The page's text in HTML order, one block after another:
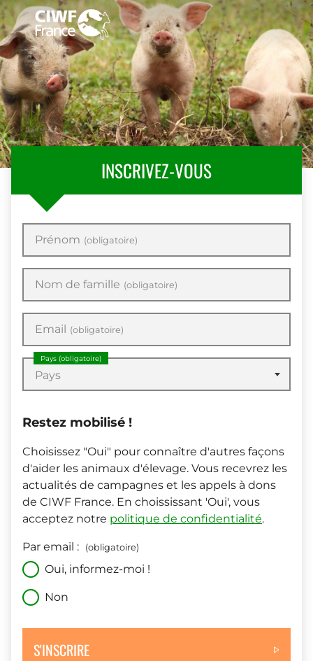
INSCRIVEZ-VOUS
Prénom (obligatoire)
Nom de famille (obligatoire)
Email (obligatoire)
Pays (obligatoire)
Pays
Restez mobilisé !
Choisissez "Oui" pour connaître d'autres façons
d'aider les animaux d'élevage. Vous recevrez les
actualités de campagnes et les appels à dons
de CIWF France. En choississant 'Oui', vous
acceptez notre politique de confidentialité.
Par email : (obligatoire)
Oui, informez-moi !
Non
S'INSCRIRE